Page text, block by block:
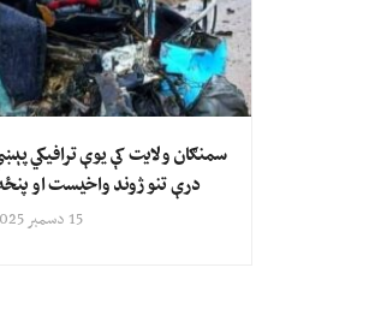
سمنګان ولایت کې یوې ترافيکي
درې تنو ژوند واخیست او
15 دسمبر 2025